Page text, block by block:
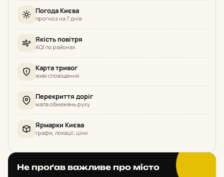
Погода Києва
прогноз на 7 днів
Якість повітря
AQI по районах
Карта тривог
живі сповіщення
Перекриття доріг
мапа обмежень руху
Ярмарки Києва
графік, локації, ціни
Не проґав важливе про місто